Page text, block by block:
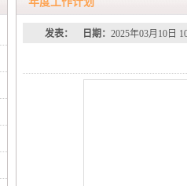
发表： 日期： 2025年03月10日